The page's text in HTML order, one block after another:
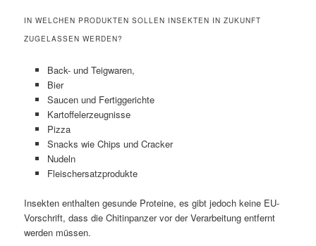
IN WELCHEN PRODUKTEN SOLLEN INSEKTEN IN ZUKUNFT
ZUGELASSEN WERDEN?
Back- und Teigwaren,
Bier
Saucen und Fertiggerichte
Kartoffelerzeugnisse
Pizza
Snacks wie Chips und Cracker
Nudeln
Fleischersatzprodukte
Insekten enthalten gesunde Proteine, es gibt jedoch keine EU-
Vorschrift, dass die Chitinpanzer vor der Verarbeitung entfernt
werden müssen.